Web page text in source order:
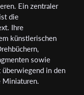
Ein zentraler
die
Ihre
künstlerischen
sowie
überwiegend in den
Miniaturen.